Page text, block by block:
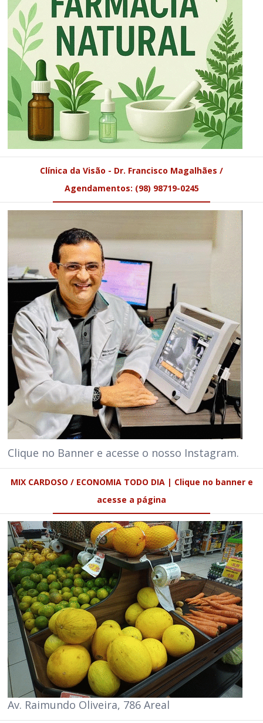
Clínica da Visão - Dr. Francisco Magalhães /
Agendamentos: (98) 98719-0245
Clique no Banner e acesse o nosso Instagram.
MIX CARDOSO / ECONOMIA TODO DIA | Clique no banner e
acesse a página
Av. Raimundo Oliveira, 786 Areal